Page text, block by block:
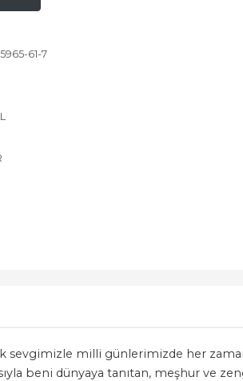
61-7
sevgimizle milli günlerimizde her
beni dünyaya tanıtan, meşhur ve